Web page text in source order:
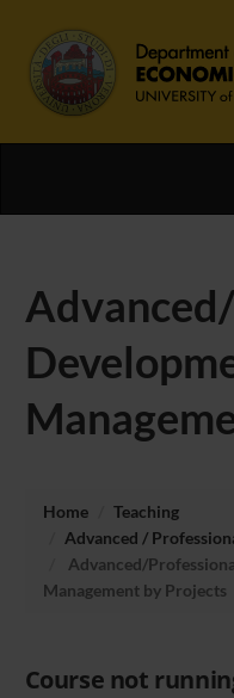
Home
Teaching
Advanced /
Advanced/
Management by Projects
Course not